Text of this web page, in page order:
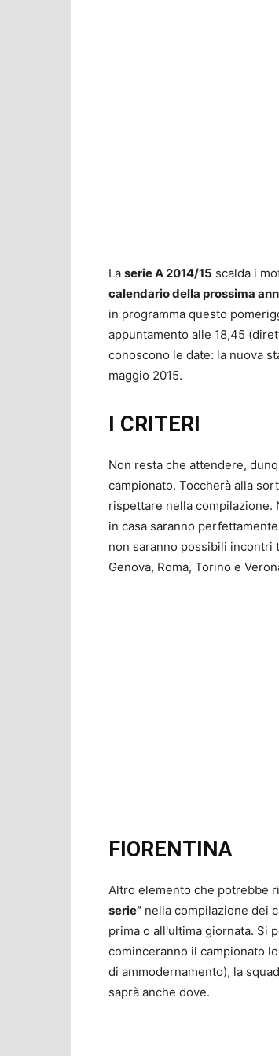
La serie A 2014/15 scalda i
calendario della prossima
in programma questo
appuntamento alle 18,45
conoscono le date: la nuova
maggio 2015.
I CRITERI
Non resta che attendere,
campionato. Toccherà alla
rispettare nella compilazione.
in casa saranno
non saranno possibili incontri
Genova, Roma, Torino e
FIORENTINA
Altro elemento che potrebbe
serie” nella compilazione dei
prima o all'ultima giornata. Si
cominceranno il campionato
di ammodernamento), la
saprà anche dove.